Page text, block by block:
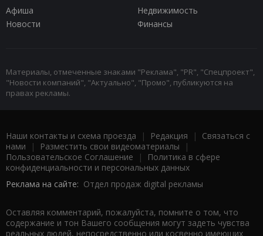
Афиша
Недвижимость
Новости
Финансы
Материалы, отмеченные знаками "Реклама", "PR", "Спецпроект",
"Новости компаний", "Актуально", "Промо", публикуются на
правах рекламы.
Наши контакты и схема проезда | Редакция | Связаться с
нами | Разместить свои видеоматериалы |
Пользовательское Соглашение |
Политика в сфере
конфиденциальности и персональных данных
Реклама на сайте: Отдел продаж digital рекламы
Оставляя комментарий, пожалуйста, помните о том, что
содержание и тон Вашего сообщения могут задеть чувства
реальных людей, непосредственно или косвенно имеющих